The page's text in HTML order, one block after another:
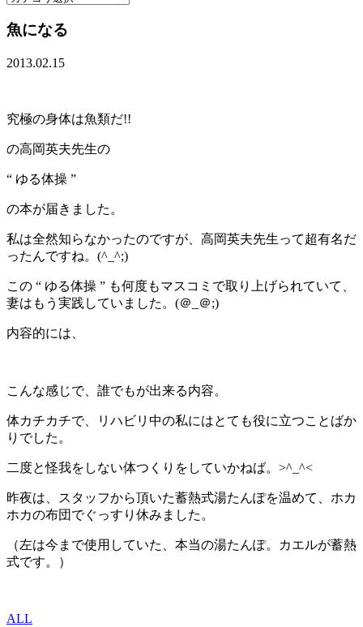
魚になる
2013.02.15
究極の身体は魚類だ!!
の高岡英夫先生の
“ ゆる体操 ”
の本が届きました。
私は全然知らなかったのですが、高岡英夫先生って超有名だ
ったんですね。(^_^;)
この “ ゆる体操 ” も何度もマスコミで取り上げられていて、
妻はもう実践していました。(＠_＠;)
内容的には、
こんな感じで、誰でもが出来る内容。
体カチカチで、リハビリ中の私にはとても役に立つことばか
りでした。
二度と怪我をしない体つくりをしていかねば。>^_^<
昨夜は、スタッフから頂いた蓄熱式湯たんぽを温めて、ホカ
ホカの布団でぐっすり休みました。
（左は今まで使用していた、本当の湯たんぽ。カエルが蓄熱
式です。）
ALL